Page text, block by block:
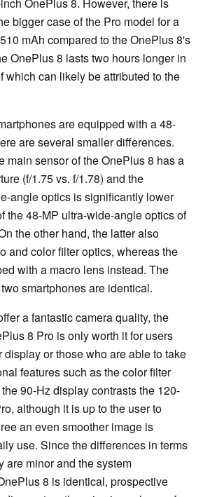
bigger case of the Pro model for a
mAh compared to the OnePlus 8's
OnePlus 8 lasts two hours longer in
which can likely be attributed to the
are equipped with a 48-
are several smaller differences.
main sensor of the OnePlus 8 has a
(f/1.75 vs. f/1.78) and the
angle optics is significantly lower
the 48-MP ultra-wide-angle optics of
the other hand, the latter also
and color filter optics, whereas the
with a macro lens instead. The
smartphones are identical.
a fantastic camera quality, the
8 Pro is only worth it for users
or those who are able to take
features such as the color filter
90-Hz display contrasts the 120-
although it is up to the user to
an even smoother image is
use. Since the differences in terms
are minor and the system
8 is identical, prospective